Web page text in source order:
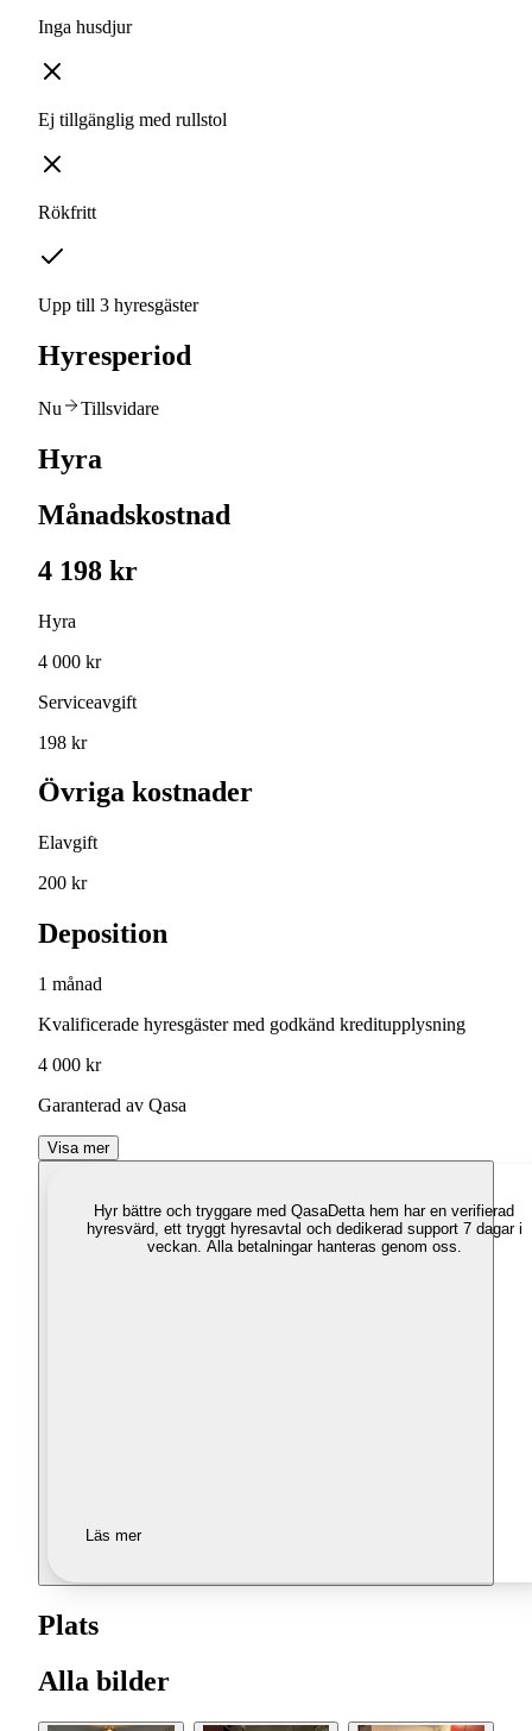
Inga husdjur
Ej tillgänglig med rullstol
Rökfritt
Upp till 3 hyresgäster
Hyresperiod
Nu Tillsvidare
Hyra
Månadskostnad
4 198 kr
Hyra
4 000 kr
Serviceavgift
198 kr
Övriga kostnader
Elavgift
200 kr
Deposition
1 månad
Kvalificerade hyresgäster med godkänd kreditupplysning
4 000 kr
Garanterad av Qasa
Visa mer
Hyr bättre och tryggare med QasaDetta hem har en verifierad
hyresvärd, ett tryggt hyresavtal och dedikerad support 7 dagar i
veckan. Alla betalningar hanteras genom oss.
Läs mer
Plats
Alla bilder